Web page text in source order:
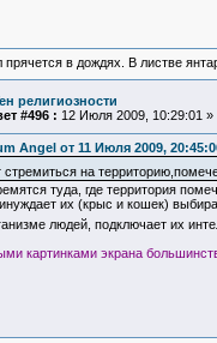
в дождях. В листве
религиозности
#496 : 12 Июля 2009, 10:29:01 »
Angel от 11 Июля 2009,
стремиться на
туда, где территория
их (крыс и кошек)
людей, подключает их
картинками экрана